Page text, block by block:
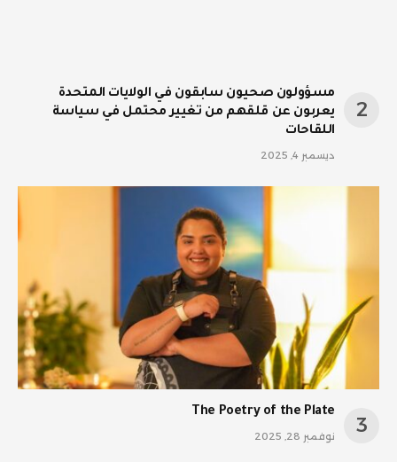
مسؤولون صحيون سابقون في الولايات المتحدة
يعربون عن قلقهم من تغيير محتمل في سياسة
اللقاحات
ديسمبر 4, 2025
The Poetry of the Plate
نوفمبر 28, 2025